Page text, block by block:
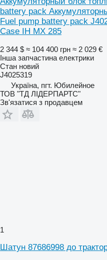
battery pack
Fuel pump battery pack
Case IH MX 285
2 344 $ ≈ 104 400 грн ≈ 2 029 €
Інша запчастина електрики
Стан новий
J4025319
Україна, пгт. Юбилейное
ТОВ "ТД ЛІДЕРПАРТС"
Зв'язатися з продавцем
1
Шатун 87686998 до